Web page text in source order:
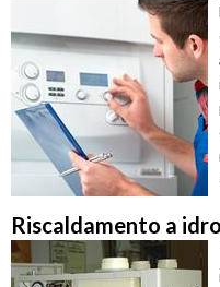
Riscaldamento a